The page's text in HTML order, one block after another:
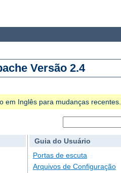
Versão 2.4
em Inglês para mudanças recentes.
Guia do Usuário
Portas de escuta
Arquivos de Configuração